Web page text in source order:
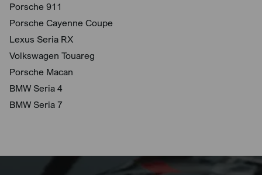
Porsche 911
Porsche Cayenne Coupe
Lexus Seria RX
Volkswagen Touareg
Porsche Macan
BMW Seria 4
BMW Seria 7